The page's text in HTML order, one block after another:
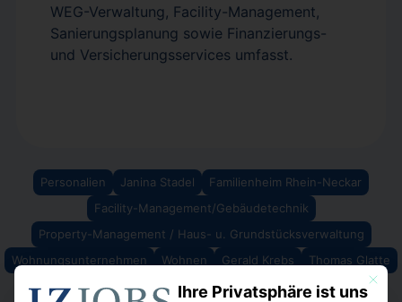
WEG-Verwaltung, Facility-Management,
Sanierungsplanung sowie Finanzierungs-
und Versicherungsservices umfasst.
Personalien Janina Stadel
Familienheim Rhein-Neckar
Facility-Management/Gebäudetechnik
Property-Management / Haus- u. Grundstücksverwaltung
Wohnungsunternehmen
Wohnen Gerald Krebs Thomas Glatte
Mit
Ihre Privatsphäre ist uns